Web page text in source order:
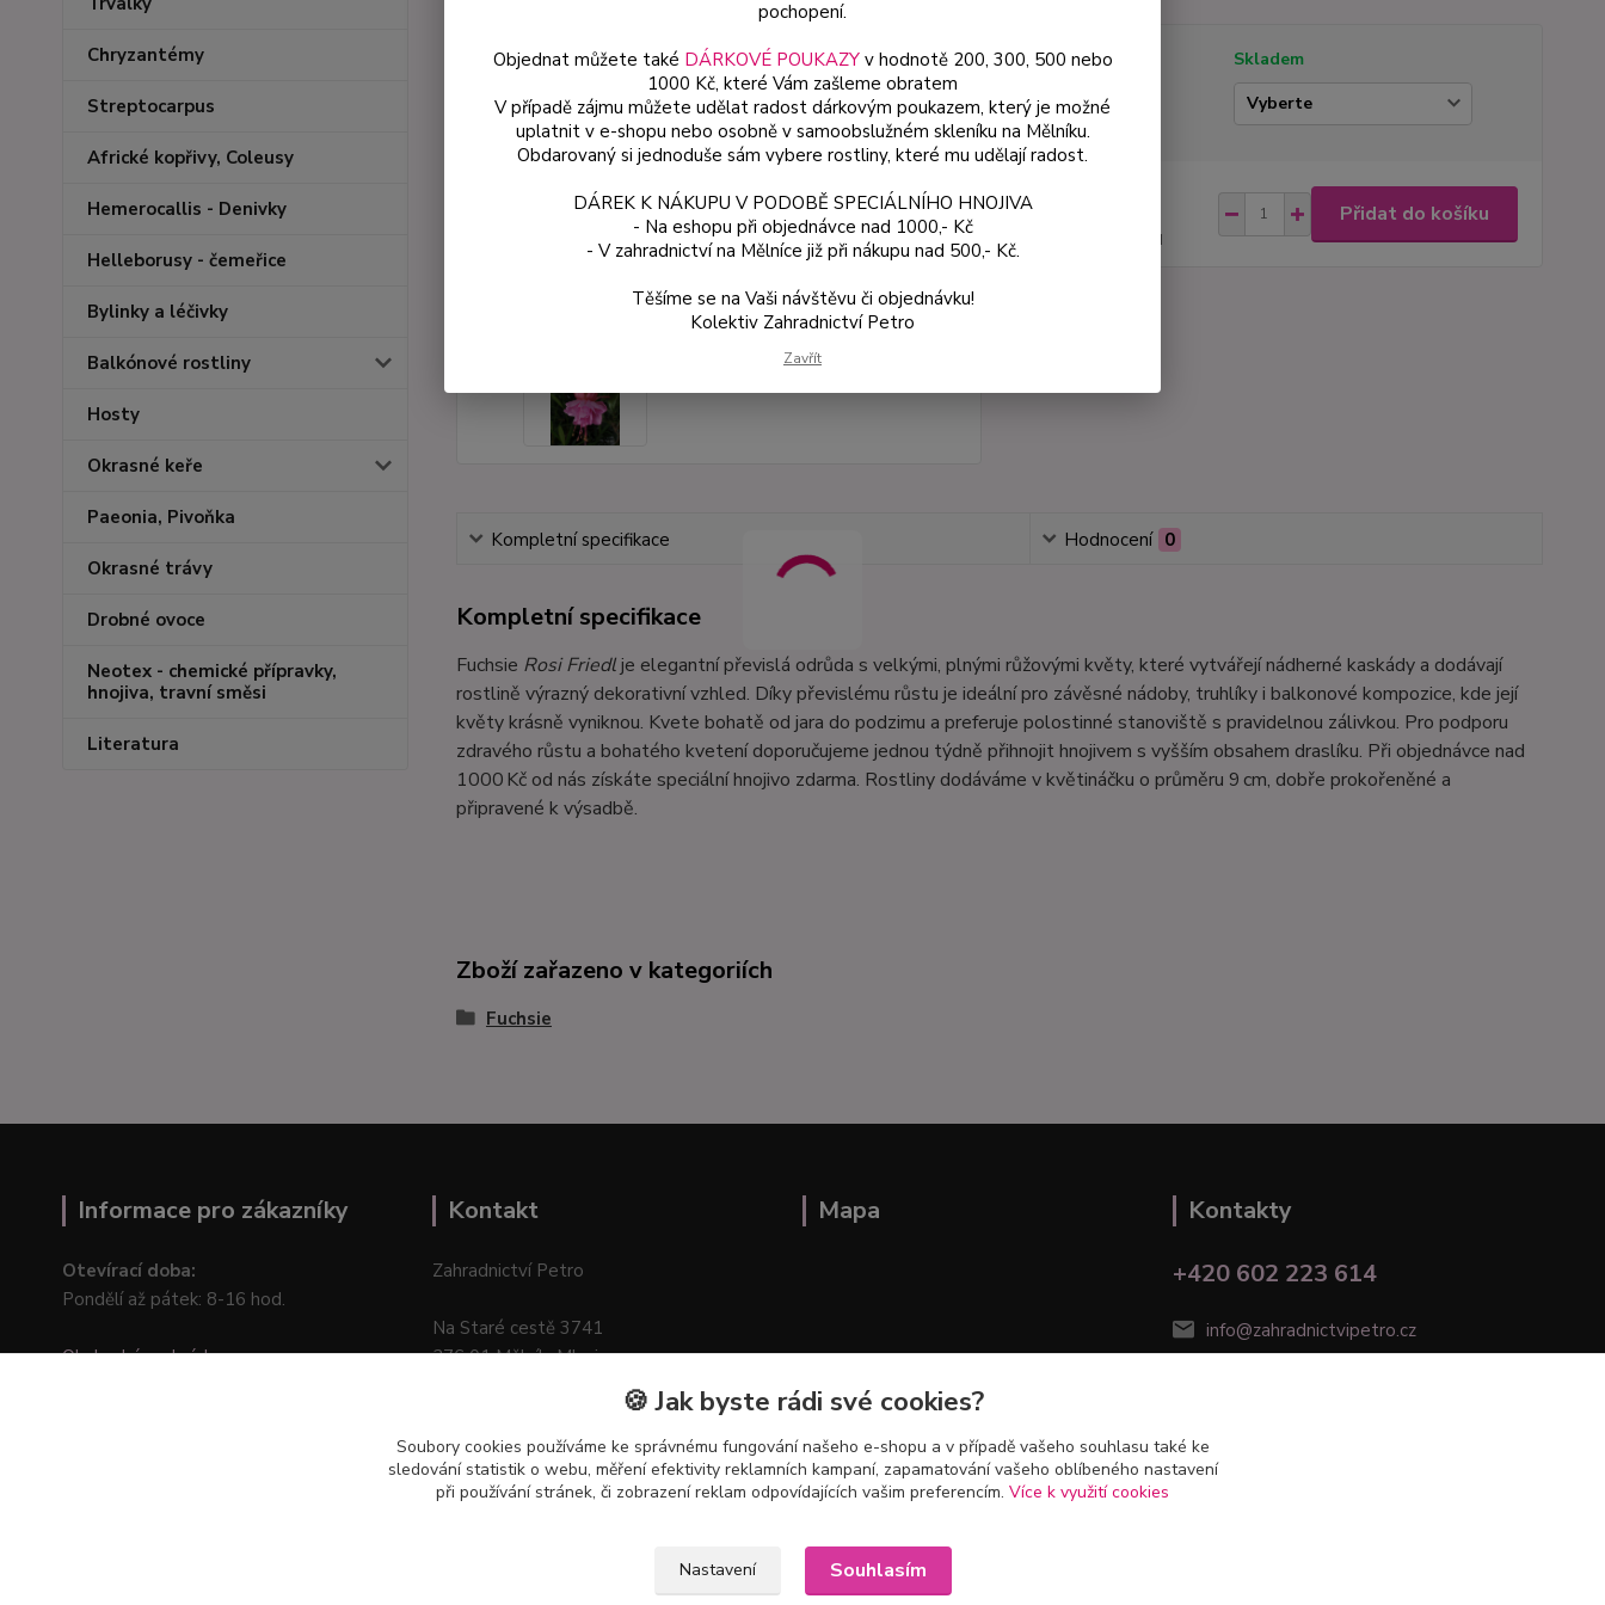
Chryzantémy
Streptocarpus
Africké kopřivy, Coleusy
Hemerocallis - Denivky
Helleborusy - čemeřice
Bylinky a léčivky
Balkónové rostliny
Hosty
Okrasné keře
Paeonia, Pivoňka
Okrasné trávy
Drobné ovoce
Neotex - chemické přípravky,
hnojiva, travní směsi
Literatura
Dostupnost
Skladem
Varianta
bez DPH
Přidat do košíku
Kompletní specifikace Hodnocení 0
Kompletní specifikace
Fuchsie Rosi Friedlje elegantní převislá odrůda s velkými, plnými růžovými květy, které vytvářejí nádherné kaskády a dodávají
rostlině výrazný dekorativní vzhled. Díky převislému růstu je ideální pro závěsné nádoby, truhlíky i balkonové kompozice, kde její
květy krásně vyniknou. Kvete bohatě od jara do podzimu a preferuje polostinné stanoviště s pravidelnou zálivkou. Pro podporu
zdravého růstu a bohatého kvetení doporučujeme jednou týdně přihnojit hnojivem s vyšším obsahem draslíku. Při objednávce nad
1000 Kč od nás získáte speciální hnojivo zdarma. Rostliny dodáváme v květináčku o průměru 9 cm, dobře prokořeněné a
připravené k výsadbě.
Zboží zařazeno v kategoriích
Fuchsie
Informace pro zákazníky
Otevírací doba:
Pondělí až pátek: 8-16 hod.
Obchodní podmínky
Kontakt
Zahradnictví Petro
Na Staré cestě 3741
276 01 Mělník–Mlazice
Mapa
Kontakty
+420 602 223 614
info@zahradnictvipetro.cz
pochopení.
Objednat můžete také DÁRKOVÉ POUKAZYv hodnotě 200, 300, 500 nebo
1000 Kč, které Vám zašleme obratem
V případě zájmu můžete udělat radost dárkovým poukazem, který je možné
uplatnit v e-shopu nebo osobně v samoobslužném skleníku na Mělníku.
Obdarovaný si jednoduše sám vybere rostliny, které mu udělají radost.
DÁREK K NÁKUPU V PODOBĚ SPECIÁLNÍHO HNOJIVA
- Na eshopu při objednávce nad 1000,- Kč
- V zahradnictví na Mělníce již při nákupu nad 500,- Kč.
Těšíme se na Vaši návštěvu či objednávku!
Kolektiv Zahradnictví Petro
Zavřít
🍪 Jak byste rádi své cookies?
Soubory cookies používáme ke správnému fungování našeho e-shopu a v případě vašeho souhlasu také ke
sledování statistik o webu, měření efektivity reklamních kampaní, zapamatování vašeho oblíbeného nastavení
při používání stránek, či zobrazení reklam odpovídajících vašim preferencím. Více k využití cookies
Nastavení Souhlasím